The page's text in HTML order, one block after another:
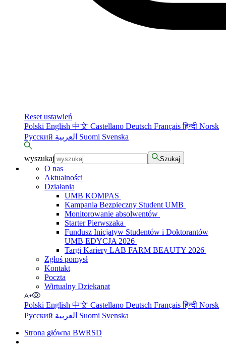
Reset ustawień
Polski English 中文 Castellano Deutsch Françaisहिन्दी Norsk
Русский
Suomi Svenska
wyszukaj Szukaj
O nas
Aktualności
Działania
UMB KOMPAS
Kampania Bezpieczny Student UMB
Monitorowanie absolwentów
Starter Pierwszaka
Fundusz Inicjatyw Studentów i Doktorantów
UMB EDYCJA 2026
Targi Kariery LAB FARM BEAUTY 2026
Zgłoś pomysł
Kontakt
Poczta
Wirtualny Dziekanat
Polski English 中文 Castellano Deutsch Françaisहिन्दी Norsk
Русский
Suomi Svenska
Strona główna BWRSD